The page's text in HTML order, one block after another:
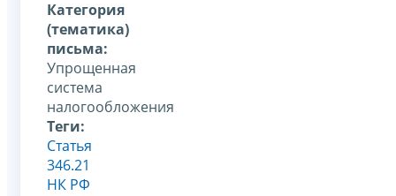
Категория
(тематика)
письма:
Упрощенная
система
налогообложения
Теги:
Статья
346.21
НК РФ